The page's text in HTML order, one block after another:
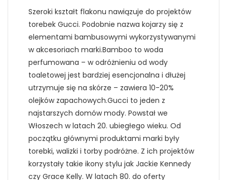
Szeroki kształt flakonu nawiązuje do projektów
torebek Gucci. Podobnie nazwa kojarzy się z
elementami bambusowymi wykorzystywanymi
w akcesoriach marki.Bamboo to woda
perfumowana – w odróżnieniu od wody
toaletowej jest bardziej esencjonalna i dłużej
utrzymuje się na skórze – zawiera 10-20%
olejków zapachowych.Gucci to jeden z
najstarszych domów mody. Powstał we
Włoszech w latach 20. ubiegłego wieku. Od
początku głównymi produktami marki były
torebki, walizki i torby podróżne. Z ich projektów
korzystały takie ikony stylu jak Jackie Kennedy
czy Grace Kelly. W latach 80. do oferty